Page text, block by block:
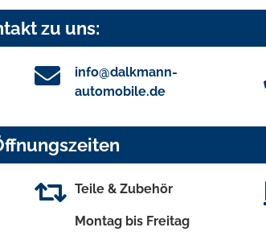
zu uns:
info@dalkmann-
automobile.de
Teile & Zubehör
Montag bis Freitag